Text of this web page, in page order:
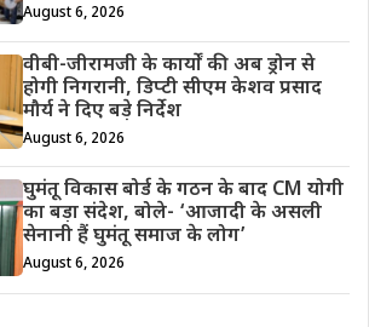
August 6, 2026
वीबी-जीरामजी के कार्यों की अब ड्रोन से
होगी निगरानी, डिप्टी सीएम केशव प्रसाद
मौर्य ने दिए बड़े निर्देश
August 6, 2026
घुमंतू विकास बोर्ड के गठन के बाद CM योगी
का बड़ा संदेश, बोले- ‘आजादी के असली
सेनानी हैं घुमंतू समाज के लोग’
August 6, 2026